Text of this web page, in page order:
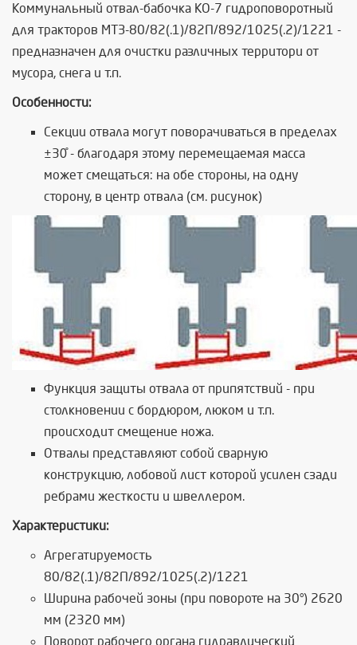
Коммунальный отвал-бабочка КО-7 гидроповоротный
для тракторов МТЗ-80/82(.1)/82П/892/1025(.2)/1221 -
предназначен для очистки различных территори от
мусора, снега и т.п.
Особенности:
Секции отвала могут поворачиваться в пределах
±30̊ - благодаря этому перемещаемая масса
может смещаться: на обе стороны, на одну
сторону, в центр отвала (см. рисунок)
Функция защиты отвала от припятствий - при
столкновении с бордюром, люком и т.п.
происходит смещение ножа.
Отвалы представляют собой сварную
конструкцию, лобовой лист которой усилен сзади
ребрами жесткости и швеллером.
Характеристики:
Агрегатируемость
80/82(.1)/82П/892/1025(.2)/1221
Ширина рабочей зоны (при повороте на 30°) 2620
мм (2320 мм)
Поворот рабочего органа гидравлический